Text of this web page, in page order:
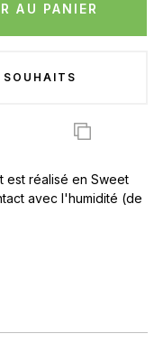
AU PANIER
est réalisé en Sweet
avec l'humidité (de